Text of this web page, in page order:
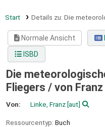
Start Details zu: Die
Normale Ansicht
ISBD
Die
Fliegers / von
Von: Linke, Franz[aut]
Ressourcentyp: Buch